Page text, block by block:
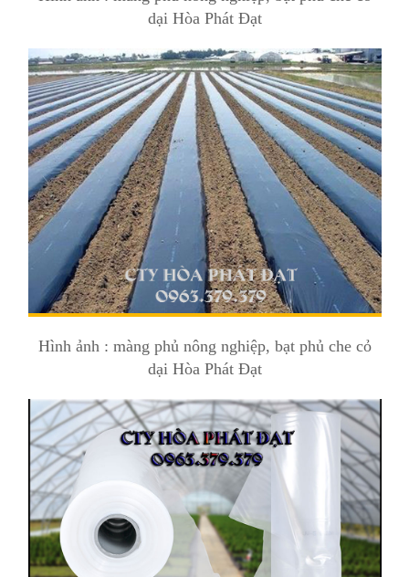
dại Hòa Phát Đạt
Hình ảnh : màng phủ nông nghiệp, bạt phủ che cỏ
dại Hòa Phát Đạt